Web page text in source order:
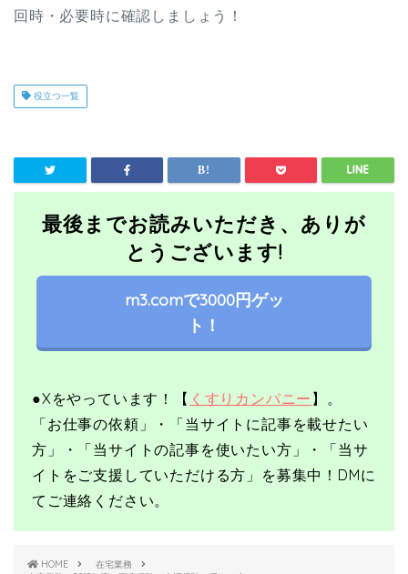
回時・必要時に確認しましょう！
役立つ一覧
最後までお読みいただき、ありが
とうございます!
m3.comで3000円ゲッ
ト！
●X をやっています！【 くすりカンパニー 】。
「お仕事の依頼」・「当サイトに記事を載せたい
方」・「当サイトの記事を使いたい方」・「当サ
イトをご支援していただける方」を募集中！ DMに
てご連絡ください。
HOME
在宅業務